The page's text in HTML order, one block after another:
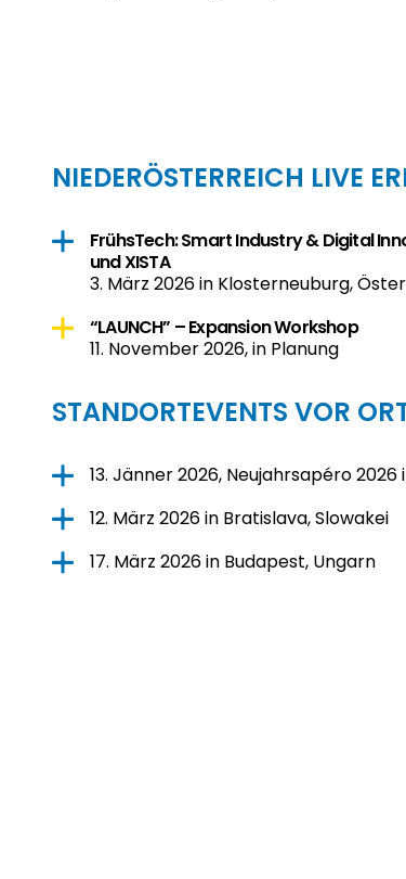
NIEDERÖSTERREICH LIVE
FrühsTech: Smart Industry & Digital
und XISTA
3. März 2026 in Klosterneuburg,
“LAUNCH” – Expansion Workshop
11. November 2026, in Planung
STANDORTEVENTS VOR
13. Jänner 2026, Neujahrsapéro 2026
12. März 2026 in Bratislava, Slowakei
17. März 2026 in Budapest, Ungarn